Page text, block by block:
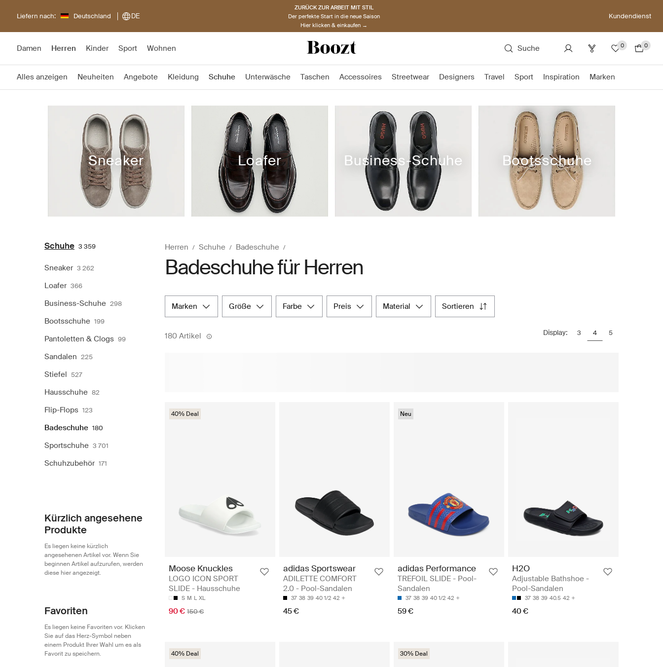
Liefern nach: Deutschland DE
ZURÜCK ZUR ARBEIT MIT STIL
Der perfekte Start in die neue Saison
Hier klicken & einkaufen →
Kundendienst
Damen Herren Kinder Sport Wohnen Suche 0 0
Alles anzeigen Neuheiten Angebote Kleidung Schuhe Unterwäsche Taschen Accessoires Streetwear Designers Travel Sport Inspiration Marken
Sneaker Loafer Business-Schuhe Bootsschuhe
Schuhe 3 359
Sneaker 3 262
Loafer 366
Business-Schuhe 298
Bootsschuhe 199
Pantoletten & Clogs 99
Sandalen 225
Stiefel 527
Hausschuhe 82
Flip-Flops 123
Badeschuhe 180
Sportschuhe 3 701
Schuhzubehör 171
Kürzlich angesehene
Produkte
Es liegen keine kürzlich
angesehenen Artikel vor. Wenn Sie
beginnen Artikel aufzurufen, werden
diese hier angezeigt.
Favoriten
Es liegen keine Favoriten vor. Klicken
Sie auf das Herz-Symbol neben
einem Produkt Ihrer Wahl um es als
Favorit zu speichern.
Herren Schuhe Badeschuhe
Badeschuhe für Herren
marken größe farbe preis material sortieren
180 Artikel Display: 3 4 5
40% Deal
Moose Knuckles
LOGO ICON SPORT
SLIDE - Hausschuhe
S M L XL
90 € 150 €
adidas Sportswear
ADILETTE COMFORT
2.0 - Pool-Sandalen
37 38 39 40 1/2 42
45 €
Neu
adidas Performance
TREFOIL SLIDE - Pool-
Sandalen
37 38 39 40 1/2 42
59 €
H2O
Adjustable Bathshoe -
Pool-Sandalen
37 38 39 40.5 42
40 €
40% Deal 30% Deal